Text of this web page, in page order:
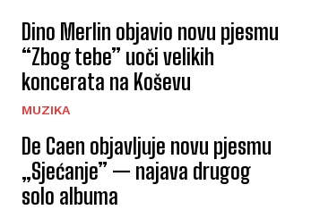
Dino Merlin objavio novu pjesmu
“Zbog tebe” uoči velikih
koncerata na Koševu
MUZIKA
De Caen objavljuje novu pjesmu
„Sjećanje” — najava drugog
solo albuma